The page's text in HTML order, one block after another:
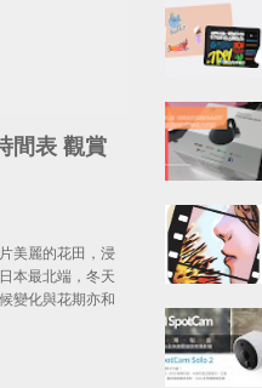
間表 觀賞
美麗的花田，浸
本最北端，冬天
變化與花期亦和